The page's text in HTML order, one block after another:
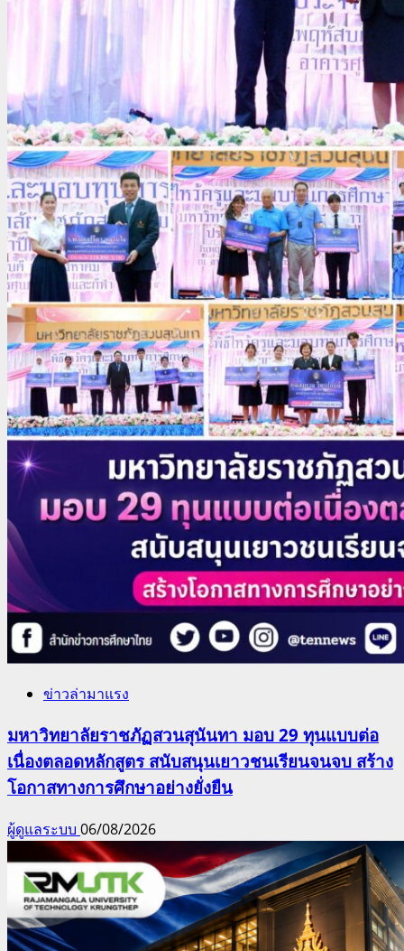
ข่าวล่ามาแรง
มหาวิทยาลัยราชภัฏสวนสุนันทา มอบ 29 ทุนแบบต่อ
เนื่องตลอดหลักสูตร สนับสนุนเยาวชนเรียนจนจบ สร้าง
โอกาสทางการศึกษาอย่างยั่งยืน
ผู้ดูแลระบบ 06/08/2026